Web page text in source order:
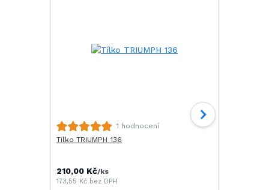
1 hodnocení
Tílko TRIUMPH 136
210,00 Kč/ks
173,55 Kč bez DPH